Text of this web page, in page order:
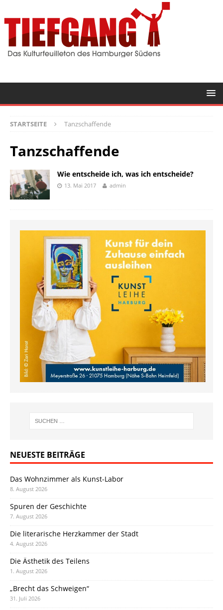
STARTSEITE Tanzschaffende
Tanzschaffende
Wie entscheide ich, was ich entscheide?
13. Mai 2017 admin
NEUESTE BEITRÄGE
Das Wohnzimmer als Kunst-Labor
8. August 2026
Spuren der Geschichte
7. August 2026
Die literarische Herzkammer der Stadt
4. August 2026
Die Ästhetik des Teilens
1. August 2026
„Brecht das Schweigen“
31. Juli 2026